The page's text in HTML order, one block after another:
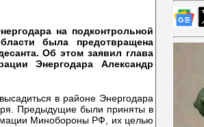
на подконтрольной
была предотвращена
Об этом заявил глава
Энергодара Александр
в районе Энергодара
Предыдущие были приняты в
Минобороны РФ, их целью